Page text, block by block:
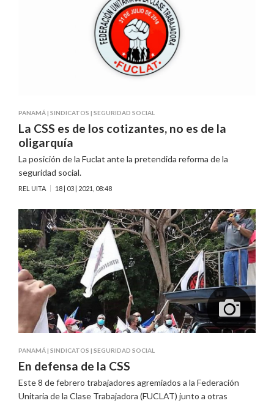
PANAMÁ| SINDICATOS | SEGURIDAD SOCIAL
La CSS es de los cotizantes, no es de la
oligarquía
La posición de la Fuclat ante la pretendida reforma de la
seguridad social.
REL UITA 18 | 03 | 2021, 08:48
PANAMÁ| SINDICATOS | SEGURIDAD SOCIAL
En defensa de la CSS
Este 8 de febrero trabajadores agremiados a la Federación
Unitaria de la Clase Trabajadora (FUCLAT) junto a otras